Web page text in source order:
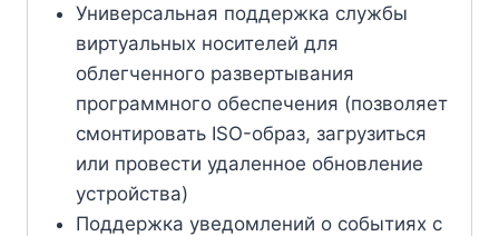
Универсальная поддержка службы
виртуальных носителей для
облегченного развертывания
программного обеспечения (позволяет
смонтировать ISO-образ, загрузиться
или провести удаленное обновление
устройства)
Поддержка уведомлений о событиях с